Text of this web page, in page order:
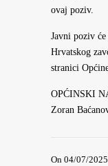
ovaj poziv.
Javni poziv
Hrvatskog
stranici
OPĆINSKI
Zoran
On 04/07/2025